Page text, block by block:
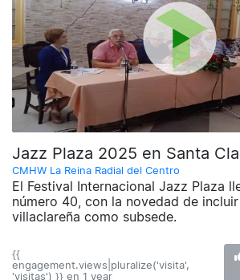
Jazz Plaza 2025 en Santa
CMHW La Reina Radial del Centro
El Festival Internacional Jazz Plaza
número 40, con la novedad de
villaclareña como subsede.
{{
engagement.views|pluralize('visita',
'visitas') }} en 1 year